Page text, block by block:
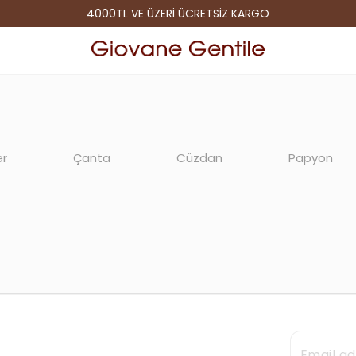
4000TL VE ÜZERİ ÜCRETSİZ KARGO
Çanta Cüzdan Papyon